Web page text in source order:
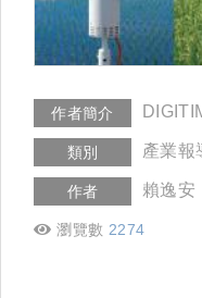
作者簡介
類別 產業報
作者 賴逸安
瀏覽數 2274